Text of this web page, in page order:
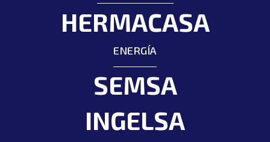
HERMACASA
ENERGÍA
SEMSA
INGELSA